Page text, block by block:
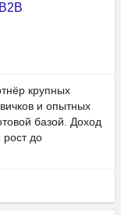
крупных
и опытных
базой. Доход
до